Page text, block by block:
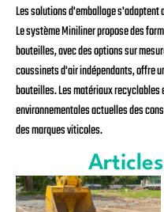
Les solutions d'emballage
Le système Miniliner propose des
bouteilles, avec des options sur
coussinets d'air indépendants, offre
bouteilles. Les matériaux recyclables
environnementales actuelles des
des marques viticoles.